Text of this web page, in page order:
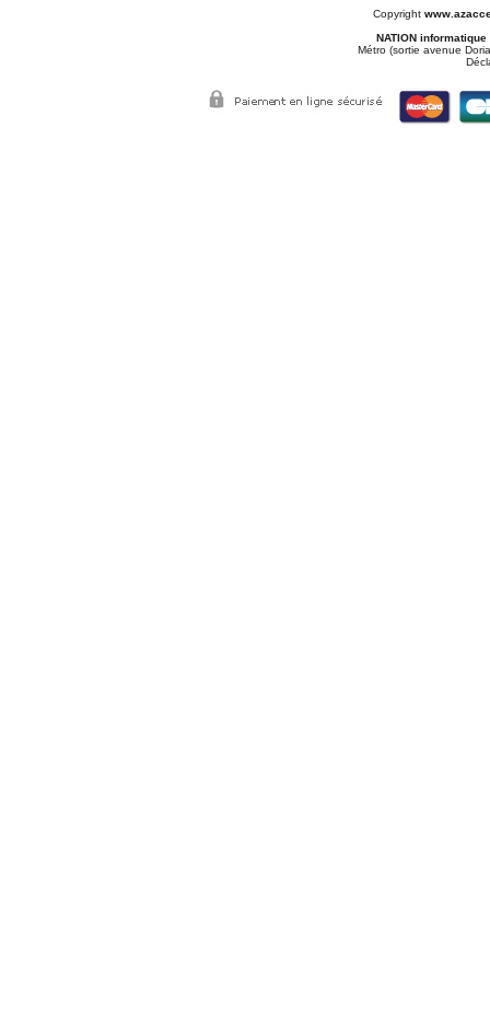
Copyright
NATION informatique
Métro (sortie avenue